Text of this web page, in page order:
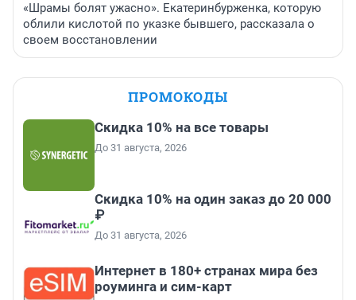
«Шрамы болят ужасно». Екатеринбурженка, которую
облили кислотой по указке бывшего, рассказала о
своем восстановлении
ПРОМОКОДЫ
Скидка 10% на все товары
До 31 августа, 2026
Скидка 10% на один заказ до 20 000
₽
До 31 августа, 2026
Интернет в 180+ странах мира без
роуминга и сим-карт